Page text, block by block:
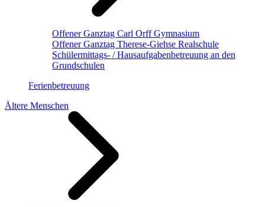
Offener Ganztag Carl Orff Gymnasium
Offener Ganztag Therese-Giehse Realschule
Schülermittags- / Hausaufgabenbetreuung an den
Grundschulen
Ferienbetreuung
Ältere Menschen